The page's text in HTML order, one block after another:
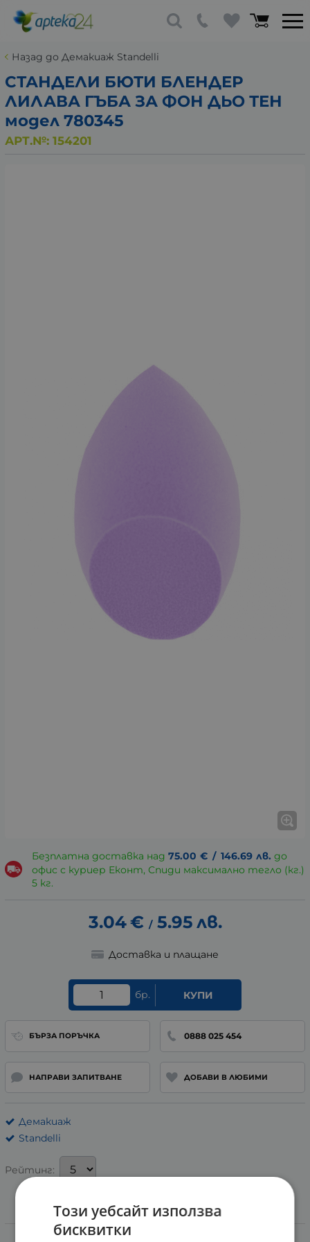
Назад до Демакиаж Standelli
СТАНДЕЛИ БЮТИ БЛЕНДЕР
ЛИЛАВА ГЪБА ЗА ФОН ДЬО ТЕН
модел 780345
АРТ.№: 154201
Безплатна доставка над 75.00 € / 146.69 лв. до
офис с куриер Еконт, Спиди максимално тегло (кг.)
5 кг.
3.04€ / 5.95 лв.
Доставка и плащане
бр. КУПИ
БЪРЗА ПОРЪЧКА 0888 025 454
НАПРАВИ ЗАПИТВАНЕ ДОБАВИ В ЛЮБИМИ
Демакиаж
Standelli
Рейтинг:
Информация
Този уебсайт използва
бисквитки